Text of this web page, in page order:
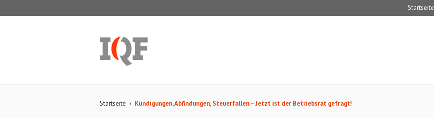
Startseite
Startseite › Kündigungen, Abfindungen, Steuerfallen – Jetzt ist der Betriebsrat gefragt!